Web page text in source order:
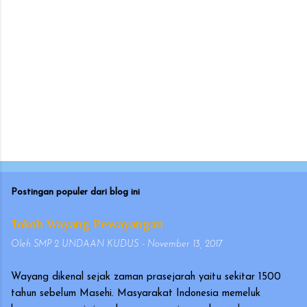
Postingan populer dari blog ini
Tokoh Wayang Pewayangan
Oleh SMP 2 UNDAAN KUDUS - November 13, 2017
Wayang dikenal sejak zaman prasejarah yaitu sekitar 1500
tahun sebelum Masehi. Masyarakat Indonesia memeluk